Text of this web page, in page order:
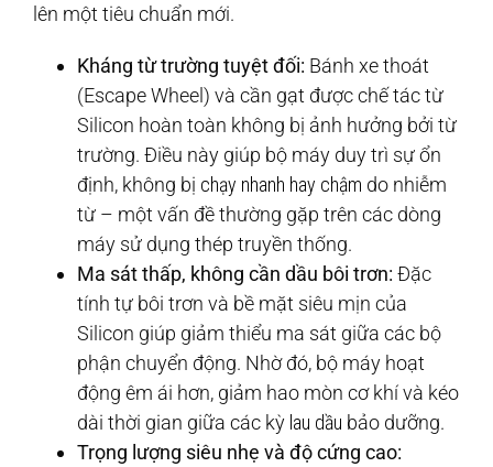
lên một tiêu chuẩn mới.
Kháng từ trường tuyệt đối: Bánh xe thoát
(Escape Wheel) và cần gạt được chế tác từ
Silicon hoàn toàn không bị ảnh hưởng bởi từ
trường. Điều này giúp bộ máy duy trì sự ổn
định, không bị chạy nhanh hay chậm do nhiễm
từ – một vấn đề thường gặp trên các dòng
máy sử dụng thép truyền thống.
Ma sát thấp, không cần dầu bôi trơn: Đặc
tính tự bôi trơn và bề mặt siêu mịn của
Silicon giúp giảm thiểu ma sát giữa các bộ
phận chuyển động. Nhờ đó, bộ máy hoạt
động êm ái hơn, giảm hao mòn cơ khí và kéo
dài thời gian giữa các kỳ lau dầu bảo dưỡng.
Trọng lượng siêu nhẹ và độ cứng cao: